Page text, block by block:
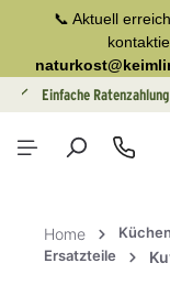
springen
📞 Aktuell
Einfache Ratenzahlung
Home
Ersatzteile